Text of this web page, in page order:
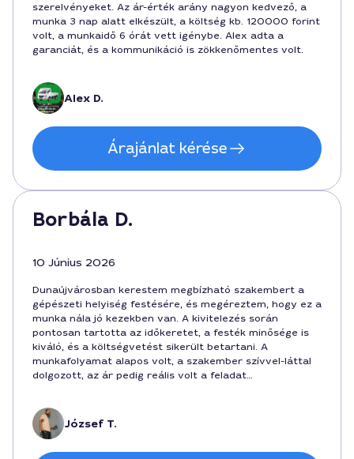
szerelvényeket. Az ár-érték arány nagyon kedvező, a
munka 3 nap alatt elkészült, a költség kb. 120000 forint
volt, a munkaidő 6 órát vett igénybe. Alex adta a
garanciát, és a kommunikáció is zökkenőmentes volt.
Alex D.
Árajánlat kérése
Borbála D.
10 Június 2026
Dunaújvárosban kerestem megbízható szakembert a
gépészeti helyiség festésére, és megéreztem, hogy ez a
munka nála jó kezekben van. A kivitelezés során
pontosan tartotta az időkeretet, a festék minősége is
kiváló, és a költségvetést sikerült betartani. A
munkafolyamat alapos volt, a szakember szívvel-láttal
dolgozott, az ár pedig reális volt a feladat
180000 forintért, érzetre megérte a befektetést.
József T.